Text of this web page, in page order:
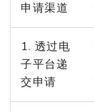
申请渠道
1. 透过电
子平台递
交申请